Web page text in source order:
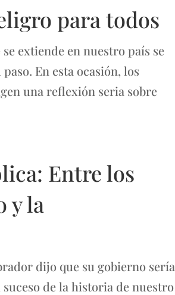
para todos
extiende en nuestro país se
En esta ocasión, los
una reflexión seria sobre
Entre los
y la
dijo que su gobierno sería
de la historia de nuestro